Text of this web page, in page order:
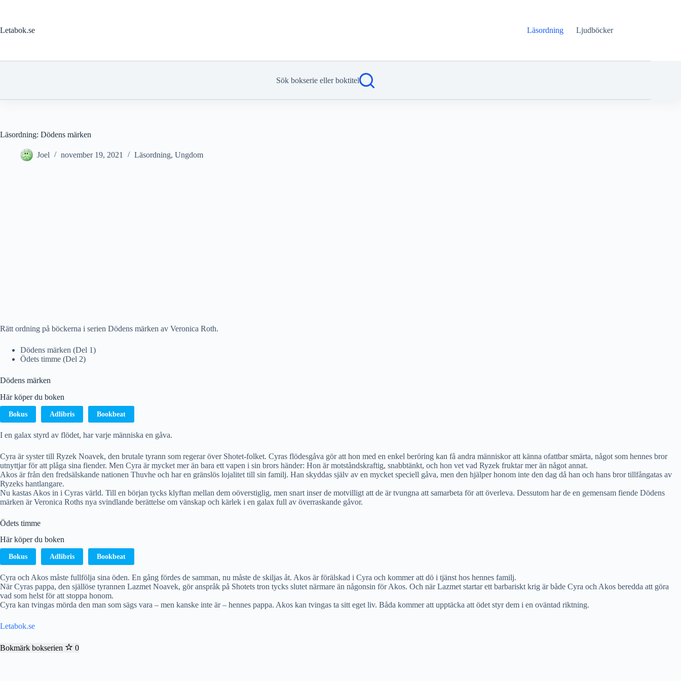
Letabok.se
Läsordning Ljudböcker
Sök bokserie eller boktitel
Läsordning: Dödens märken
Joel november 19, 2021 Läsordning, Ungdom
Rätt ordning på böckerna i serien Dödens märken av Veronica Roth.
Dödens märken (Del 1)
Ödets timme (Del 2)
Dödens märken
Här köper du boken
Bokus Adlibris Bookbeat
I en galax styrd av flödet, har varje människa en gåva.
Cyra är syster till Ryzek Noavek, den brutale tyrann som regerar över Shotet-folket. Cyras flödesgåva gör att hon med en enkel beröring kan få andra människor att känna ofattbar smärta, något som hennes bror
utnyttjar för att plåga sina fiender. Men Cyra är mycket mer än bara ett vapen i sin brors händer: Hon är motståndskraftig, snabbtänkt, och hon vet vad Ryzek fruktar mer än något annat.
Akos är från den fredsälskande nationen Thuvhe och har en gränslös lojalitet till sin familj. Han skyddas själv av en mycket speciell gåva, men den hjälper honom inte den dag då han och hans bror tillfångatas av
Ryzeks hantlangare.
Nu kastas Akos in i Cyras värld. Till en början tycks klyftan mellan dem oöverstiglig, men snart inser de motvilligt att de är tvungna att samarbeta för att överleva. Dessutom har de en gemensam fiende Dödens
märken är Veronica Roths nya svindlande berättelse om vänskap och kärlek i en galax full av överraskande gåvor.
Ödets timme
Här köper du boken
Bokus Adlibris Bookbeat
Cyra och Akos måste fullfölja sina öden. En gång fördes de samman, nu måste de skiljas åt. Akos är förälskad i Cyra och kommer att dö i tjänst hos hennes familj.
När Cyras pappa, den själlöse tyrannen Lazmet Noavek, gör anspråk på Shotets tron tycks slutet närmare än någonsin för Akos. Och när Lazmet startar ett barbariskt krig är både Cyra och Akos beredda att göra
vad som helst för att stoppa honom.
Cyra kan tvingas mörda den man som sägs vara – men kanske inte är – hennes pappa. Akos kan tvingas ta sitt eget liv. Båda kommer att upptäcka att ödet styr dem i en oväntad riktning.
Letabok.se
Bokmärk bokserien 0